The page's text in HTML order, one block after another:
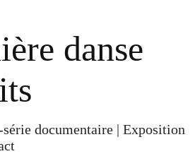
danse
documentaire | Exposition